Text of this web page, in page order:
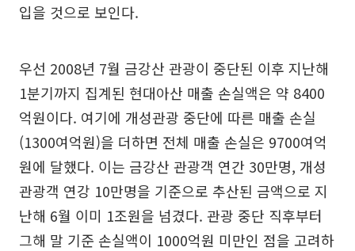
입을 것으로 보인다.
우선 2008년 7월 금강산 관광이 중단된 이후 지난해
1분기까지 집계된 현대아산 매출 손실액은 약 8400
억원이다. 여기에 개성관광 중단에 따른 매출 손실
(1300여억원)을 더하면 전체 매출 손실은 9700여억
원에 달했다. 이는 금강산 관광객 연간 30만명, 개성
관광객 연강 10만명을 기준으로 추산된 금액으로 지
난해 6월 이미 1조원을 넘겼다. 관광 중단 직후부터
그해 말 기준 손실액이 1000억원 미만인 점을 고려하